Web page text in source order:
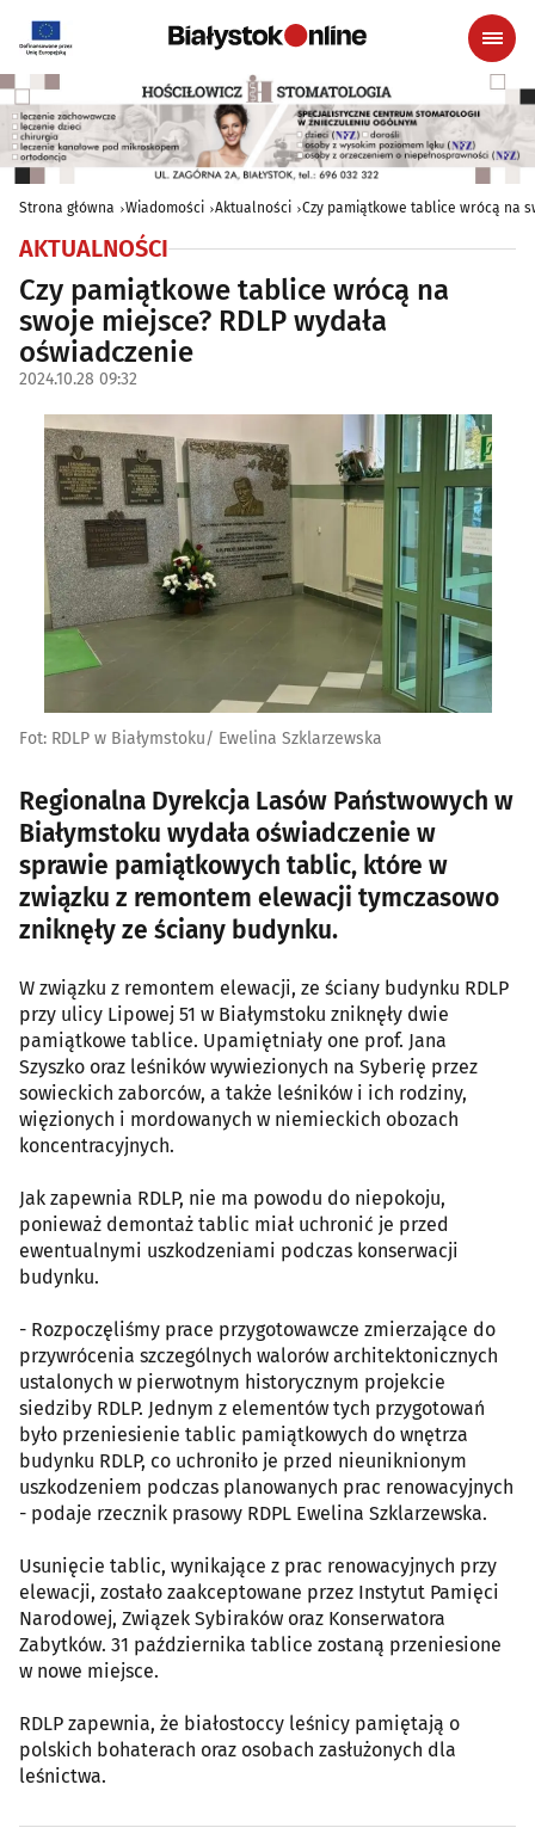
Strona główna Wiadomości Aktualności Czy pamiątkowe tablice wrócą na
AKTUALNOŚCI
Czy pamiątkowe tablice wrócą na
swoje miejsce? RDLP wydała
oświadczenie
2024.10.28 09:32
Fot: RDLP w Białymstoku/ Ewelina Szklarzewska
Regionalna Dyrekcja Lasów Państwowych w
Białymstoku wydała oświadczenie w
sprawie pamiątkowych tablic, które w
związku z remontem elewacji tymczasowo
zniknęły ze ściany budynku.
W związku z remontem elewacji, ze ściany budynku RDLP
przy ulicy Lipowej 51 w Białymstoku zniknęły dwie
pamiątkowe tablice. Upamiętniały one prof. Jana
Szyszko oraz leśników wywiezionych na Syberię przez
sowieckich zaborców, a także leśników i ich rodziny,
więzionych i mordowanych w niemieckich obozach
koncentracyjnych.
Jak zapewnia RDLP, nie ma powodu do niepokoju,
ponieważ demontaż tablic miał uchronić je przed
ewentualnymi uszkodzeniami podczas konserwacji
budynku.
- Rozpoczęliśmy prace przygotowawcze zmierzające do
przywrócenia szczególnych walorów architektonicznych
ustalonych w pierwotnym historycznym projekcie
siedziby RDLP. Jednym z elementów tych przygotowań
było przeniesienie tablic pamiątkowych do wnętrza
budynku RDLP, co uchroniło je przed nieuniknionym
uszkodzeniem podczas planowanych prac renowacyjnych
- podaje rzecznik prasowy RDPL Ewelina Szklarzewska.
Usunięcie tablic, wynikające z prac renowacyjnych przy
elewacji, zostało zaakceptowane przez Instytut Pamięci
Narodowej, Związek Sybiraków oraz Konserwatora
Zabytków. 31 października tablice zostaną przeniesione
w nowe miejsce.
RDLP zapewnia, że białostoccy leśnicy pamiętają o
polskich bohaterach oraz osobach zasłużonych dla
leśnictwa.